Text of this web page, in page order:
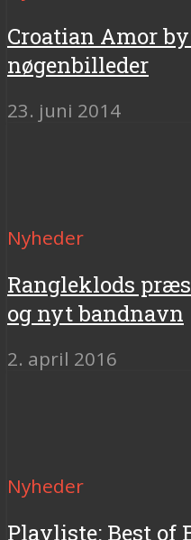
Croatian Amor
nøgenbilleder
23. juni 2014
Nyheder
Rangleklods
og nyt bandnavn
2. april 2016
Nyheder
Playliste: Best of